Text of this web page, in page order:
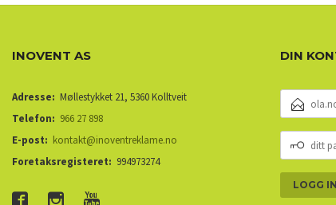
INOVENT AS
Adresse: Møllestykket 21, 5360 Kolltveit
Telefon: 966 27 898
E-post: kontakt@inoventreklame.no
Foretaksregisteret: 994973274
DIN
PASSORD